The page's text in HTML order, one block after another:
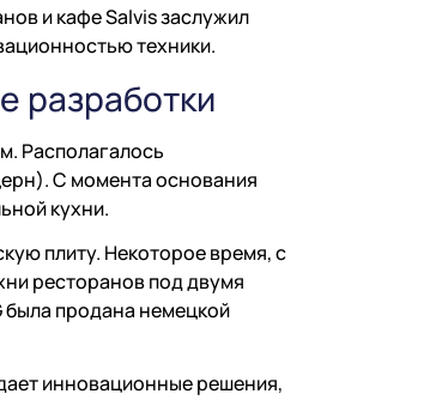
и кафе Salvis заслужил
техники.
разработки
Располагалось
С момента основания
кухни.
плиту. Некоторое время, с
ресторанов под двумя
была продана немецкой
инновационные решения,